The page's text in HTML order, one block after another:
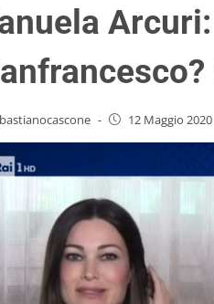
- 12 Maggio 2020